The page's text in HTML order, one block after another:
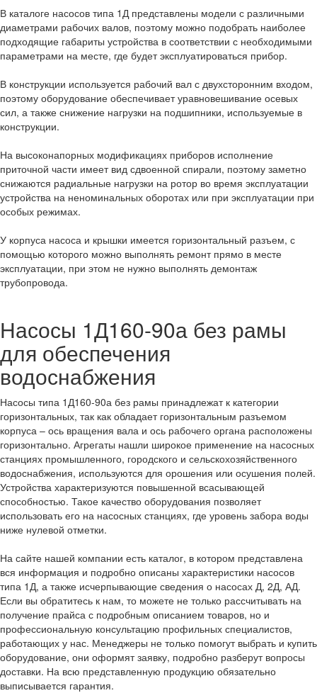
В каталоге насосов типа 1Д представлены модели с различными
диаметрами рабочих валов, поэтому можно подобрать наиболее
подходящие габариты устройства в соответствии с необходимыми
параметрами на месте, где будет эксплуатироваться прибор.
В конструкции используется рабочий вал с двухсторонним входом,
поэтому оборудование обеспечивает уравновешивание осевых
сил, а также снижение нагрузки на подшипники, используемые в
конструкции.
На высоконапорных модификациях приборов исполнение
приточной части имеет вид сдвоенной спирали, поэтому заметно
снижаются радиальные нагрузки на ротор во время эксплуатации
устройства на неноминальных оборотах или при эксплуатации при
особых режимах.
У корпуса насоса и крышки имеется горизонтальный разъем, с
помощью которого можно выполнять ремонт прямо в месте
эксплуатации, при этом не нужно выполнять демонтаж
трубопровода.
Насосы 1Д160-90а без рамы
для обеспечения
водоснабжения
Насосы типа 1Д160-90а без рамы принадлежат к категории
горизонтальных, так как обладает горизонтальным разъемом
корпуса – ось вращения вала и ось рабочего органа расположены
горизонтально. Агрегаты нашли широкое применение на насосных
станциях промышленного, городского и сельскохозяйственного
водоснабжения, используются для орошения или осушения полей.
Устройства характеризуются повышенной всасывающей
способностью. Такое качество оборудования позволяет
использовать его на насосных станциях, где уровень забора воды
ниже нулевой отметки.
На сайте нашей компании есть каталог, в котором представлена
вся информация и подробно описаны характеристики насосов
типа 1Д, а также исчерпывающие сведения о насосах Д, 2Д, АД.
Если вы обратитесь к нам, то можете не только рассчитывать на
получение прайса с подробным описанием товаров, но и
профессиональную консультацию профильных специалистов,
работающих у нас. Менеджеры не только помогут выбрать и купить
оборудование, они оформят заявку, подробно разберут вопросы
доставки. На всю представленную продукцию обязательно
выписывается гарантия.